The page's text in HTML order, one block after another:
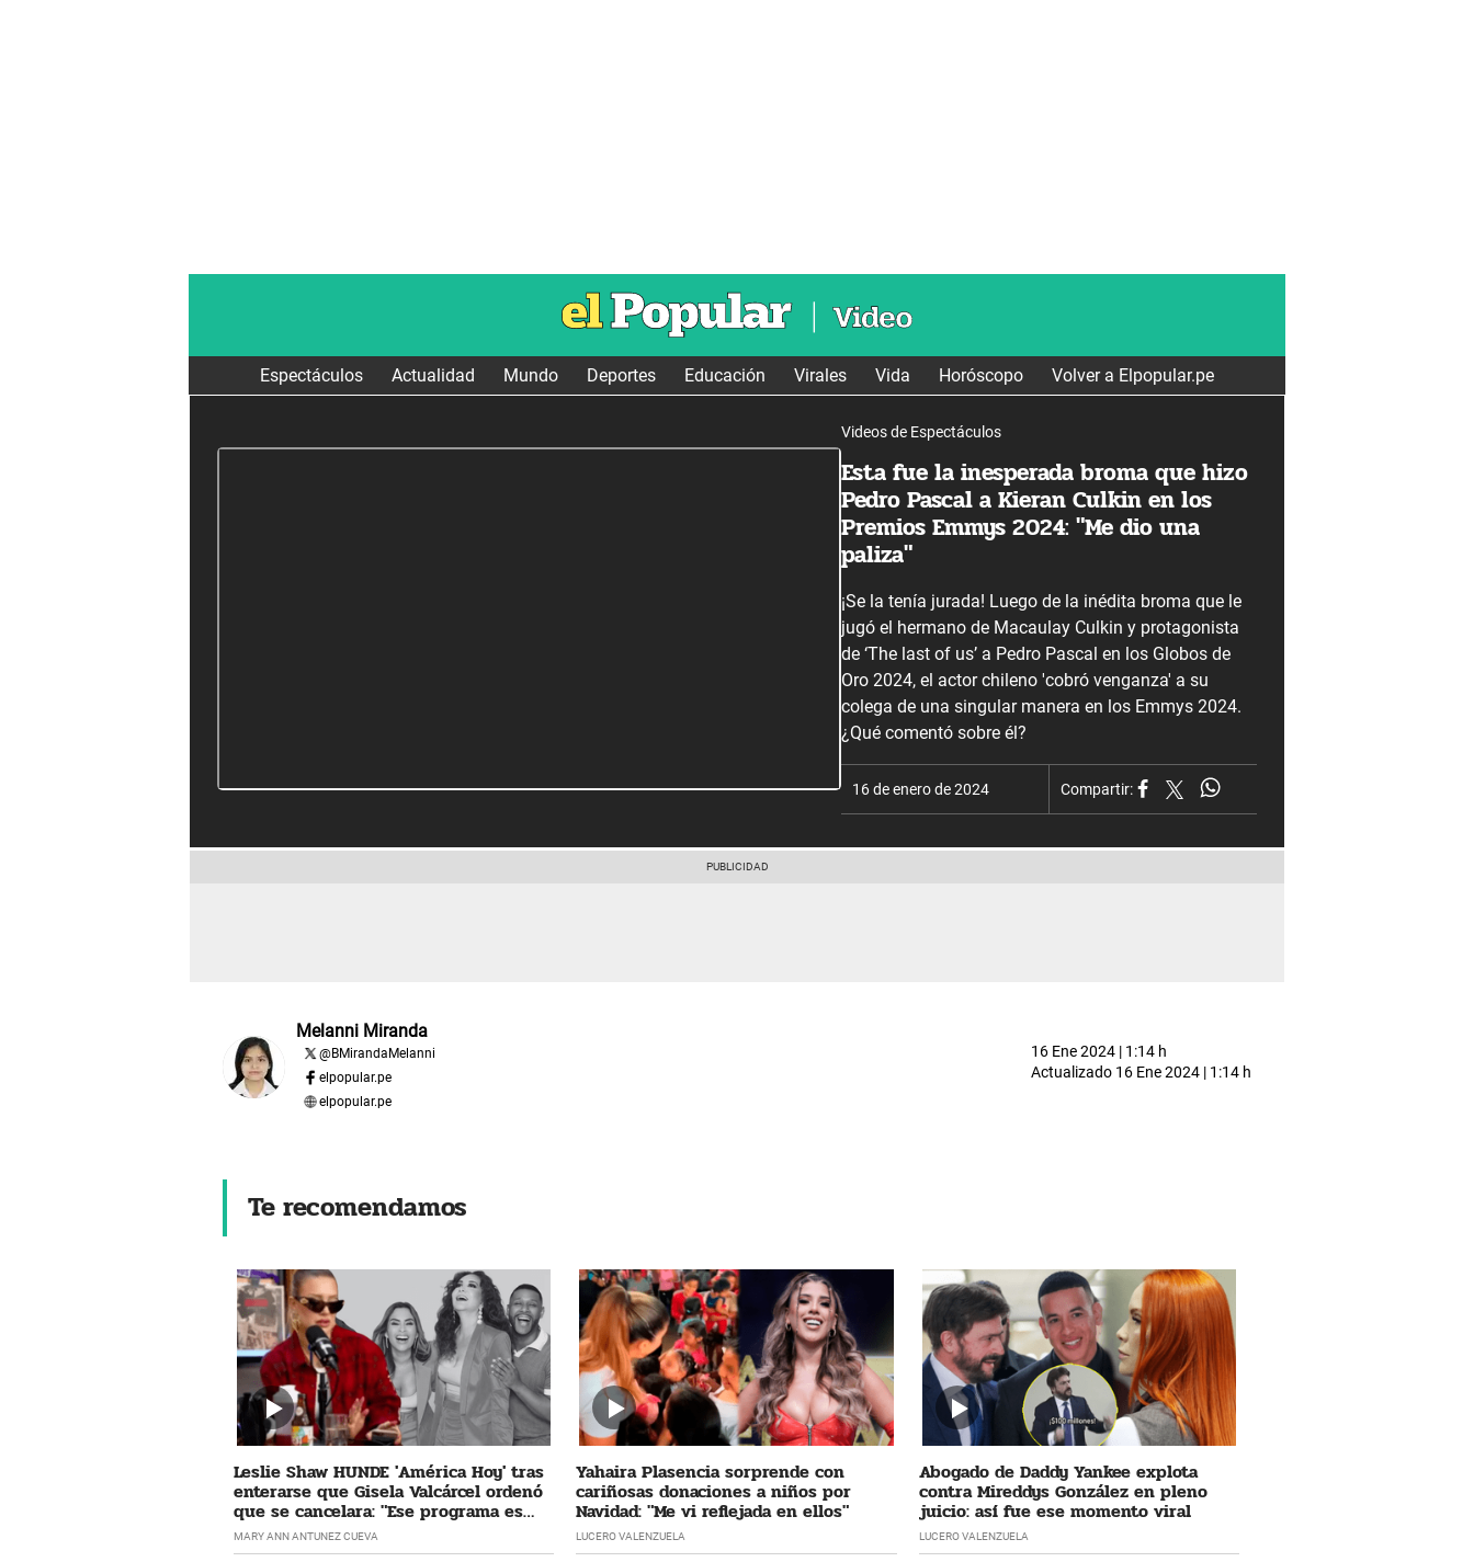
Espectáculos Actualidad Mundo Deportes Educación Virales Vida Horóscopo Volver a Elpopular.pe
Videos de Espectáculos
Esta fue la inesperada broma que hizo
Pedro Pascal a Kieran Culkin en los
Premios Emmys 2024: "Me dio una
paliza"
¡Se la tenía jurada! Luego de la inédita broma que le
jugó el hermano de Macaulay Culkin y protagonista
de ‘The last of us’ a Pedro Pascal en los Globos de
Oro 2024, el actor chileno 'cobró venganza' a su
colega de una singular manera en los Emmys 2024.
¿Qué comentó sobre él?
16 de enero de 2024 Compartir:
Melanni Miranda
@BMirandaMelanni
elpopular.pe
elpopular.pe
16 Ene 2024 | 1:14 h
Actualizado 16 Ene 2024 | 1:14 h
Te recomendamos
Leslie Shaw HUNDE 'América Hoy' tras
enterarse que Gisela Valcárcel ordenó
que se cancelara: "Ese programa es
horrible"
MARY ANN ANTUNEZ CUEVA
Yahaira Plasencia sorprende con
cariñosas donaciones a niños por
Navidad: "Me vi reflejada en ellos"
LUCERO VALENZUELA
Abogado de Daddy Yankee explota
contra Mireddys González en pleno
juicio: así fue ese momento viral
LUCERO VALENZUELA